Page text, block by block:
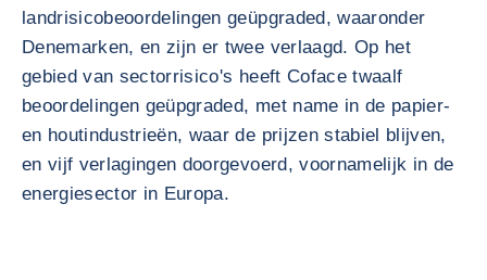
landrisicobeoordelingen geüpgraded, waaronder
Denemarken, en zijn er twee verlaagd. Op het
gebied van sectorrisico's heeft Coface twaalf
beoordelingen geüpgraded, met name in de papier-
en houtindustrieën, waar de prijzen stabiel blijven,
en vijf verlagingen doorgevoerd, voornamelijk in de
energiesector in Europa.